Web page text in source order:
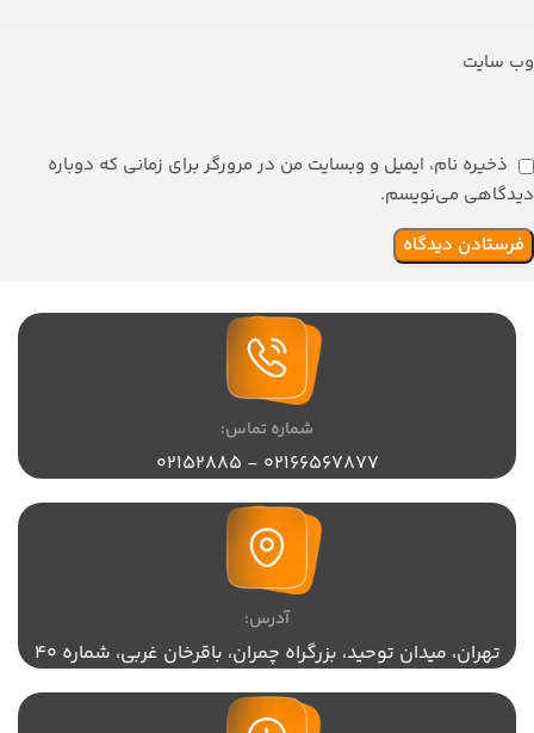
وب‌ سایت
ذخیره نام، ایمیل و وبسایت من در مرورگر برای زمانی که دوباره
دیدگاهی می‌نویسم.
شماره تماس:
02166567877 - 02152885
آدرس:
تهران،‌ میدان توحید، بزرگراه چمران، باقرخان غربی، شماره 40